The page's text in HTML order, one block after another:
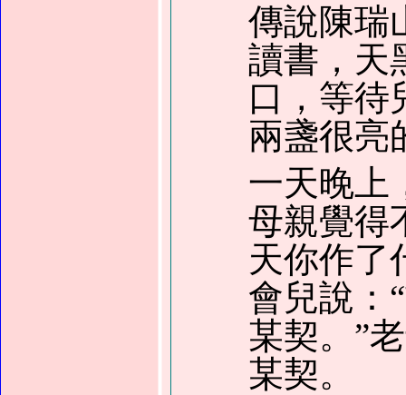
傳說陳瑞
讀書，天
口，等待
兩盞很亮
一天晚上
母親覺得
天你作了
會兒說：
某契。”
某契。